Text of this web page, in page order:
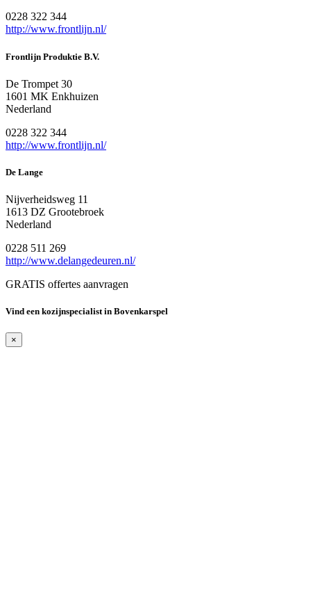
0228 322 344
http://www.frontlijn.nl/
Frontlijn Produktie B.V.
De Trompet 30
1601 MK Enkhuizen
Nederland
0228 322 344
http://www.frontlijn.nl/
De Lange
Nijverheidsweg 11
1613 DZ Grootebroek
Nederland
0228 511 269
http://www.delangedeuren.nl/
GRATIS offertes aanvragen
Vind een kozijnspecialist in Bovenkarspel
×